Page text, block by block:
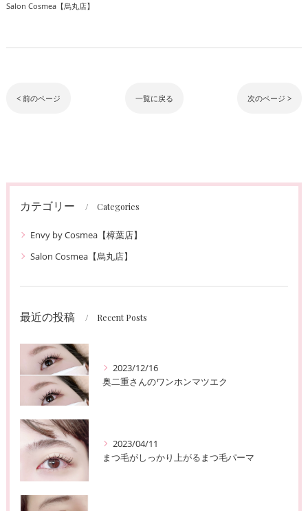
Salon Cosmea【烏丸店】
< 前のページ 一覧に戻る 次のページ >
カテゴリー Categories
Envy by Cosmea【樟葉店】
Salon Cosmea【烏丸店】
最近の投稿 Recent Posts
2023/12/16
奥二重さんのワンホンマツエク
2023/04/11
まつ毛がしっかり上がるまつ毛パーマ